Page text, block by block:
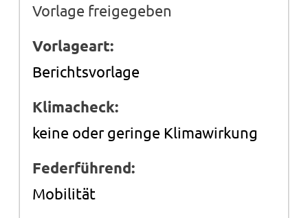
Vorlage freigegeben
Vorlageart:
Berichtsvorlage
Klimacheck:
keine oder geringe Klimawirkung
Federführend:
Mobilität